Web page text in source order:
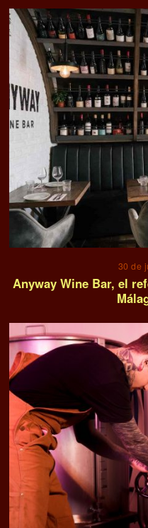
30 de
Anyway Wine Bar, el